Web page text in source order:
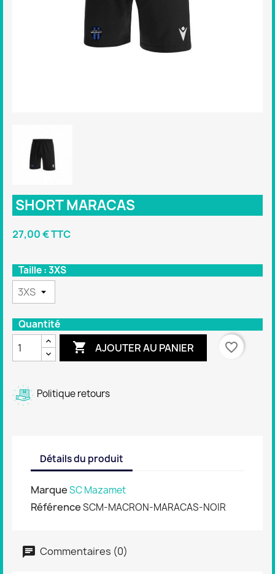
SHORT MARACAS
27,00 € TTC
Taille : 3XS
Quantité
 AJOUTER AU PANIER favorite_border
Politique retours
Détails du produit
MarqueSC Mazamet
RéférenceSCM-MACRON-MARACAS-NOIR
Commentaires (0)